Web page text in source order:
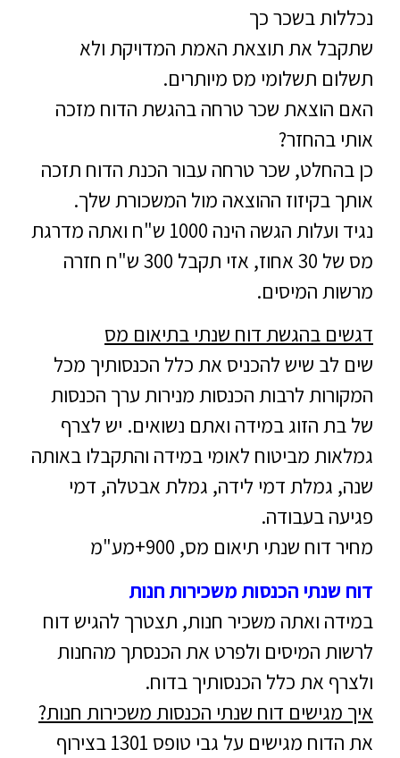
נכללות בשכר כך
שתקבל את תוצאת האמת המדויקת ולא
תשלום תשלומי מס מיותרים.
האם הוצאת שכר טרחה בהגשת הדוח מזכה
אותי בהחזר?
כן בהחלט, שכר טרחה עבור הכנת הדוח תזכה
אותך בקיזוז ההוצאה מול המשכורת שלך.
נגיד ועלות הגשה הינה 1000 ש"ח ואתה מדרגת
מס של 30 אחוז, אזי תקבל 300 ש"ח חזרה
מרשות המיסים.
דגשים בהגשת דוח שנתי בתיאום מס
שים לב שיש להכניס את כלל הכנסותיך מכל
המקורות לרבות הכנסות מנירות ערך הכנסות
של בת הזוג במידה ואתם נשואים. יש לצרף
גמלאות מביטוח לאומי במידה והתקבלו באותה
שנה, גמלת דמי לידה, גמלת אבטלה, דמי
פגיעה בעבודה.
מחיר דוח שנתי תיאום מס, 900+מע"מ
דוח שנתי הכנסות משכירות חנות
במידה ואתה משכיר חנות, תצטרך להגיש דוח
לרשות המיסים ולפרט את הכנסתך מהחנות
ולצרף את כלל הכנסותיך בדוח.
איך מגישים דוח שנתי הכנסות משכירות חנות?
את הדוח מגישים על גבי טופס 1301 בצירוף